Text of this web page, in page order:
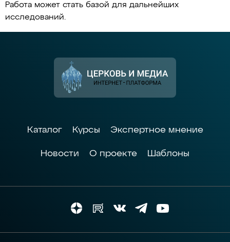
Работа может стать базой для дальнейших
исследований.
Каталог Курсы Экспертное мнение
Новости О проекте Шаблоны